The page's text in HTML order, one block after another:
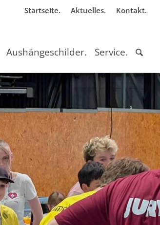
Startseite. Aktuelles. Kontakt.
Aushängeschilder. Service.